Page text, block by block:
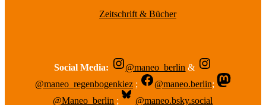
Zeitschrift & Bücher
Social Media: @maneo_berlin &
@maneo_regenbogenkiez ; @maneo.berlin;
@Maneo_berlin ; @maneo.bsky.social